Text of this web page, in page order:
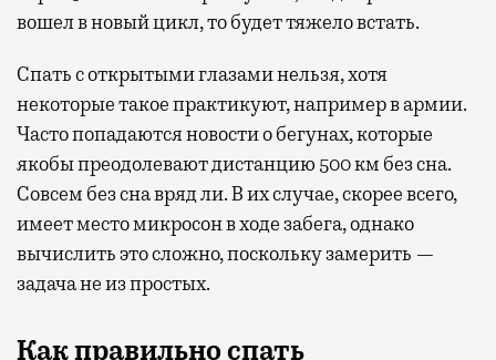
вошел в новый цикл, то будет тяжело встать.
Спать с открытыми глазами нельзя, хотя
некоторые такое практикуют, например в армии.
Часто попадаются новости о бегунах, которые
якобы преодолевают дистанцию 500 км без сна.
Совсем без сна вряд ли. В их случае, скорее всего,
имеет место микросон в ходе забега, однако
вычислить это сложно, поскольку замерить —
задача не из простых.
Как правильно спать